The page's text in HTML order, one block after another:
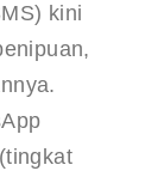
kini
(tingkat